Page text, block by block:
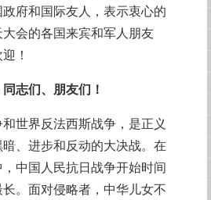
府和国际友人，表示衷心的
会的各国来宾和军人朋友
！
志们、朋友们！
世界反法西斯战争，是正义
、进步和反动的大决战。在
中国人民抗日战争开始时间
。面对侵略者，中华儿女不